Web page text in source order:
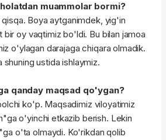
muammolar bormi?
Boya aytganimdek, yig'in
oy vaqtimiz bo'ldi. Bu bilan jamoa
o'ylagan darajaga chiqara olmadik.
shuning ustida ishlaymiz.
qanday maqsad qo'ygan?
ko'p. Maqsadimiz viloyatimiz
o'yinchi etkazib berish. Lekin
o'ta olmaydi. Ko'rikdan qolib